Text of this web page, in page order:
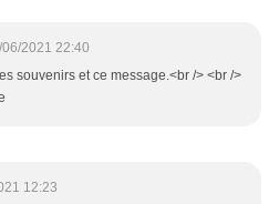
06/2021 22:40
souvenirs et ce message.<br /> <br />
12:23